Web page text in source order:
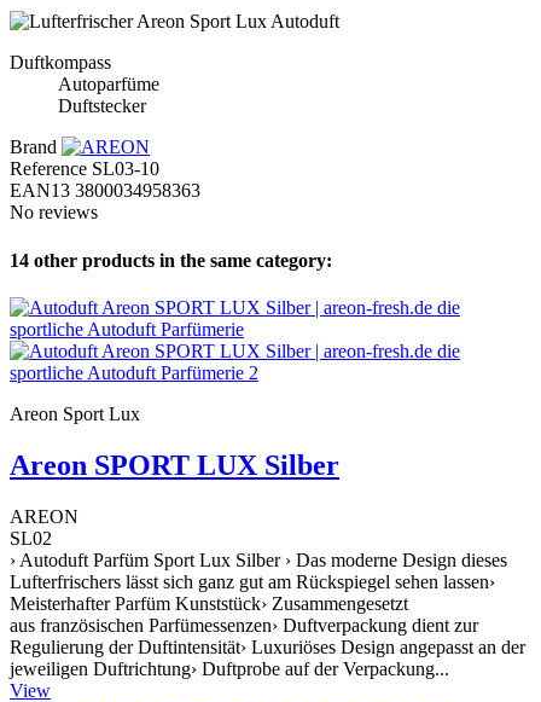
Duftkompass
Autoparfüme
Duftstecker
Brand
Reference SL03-10
EAN13 3800034958363
No reviews
14 other products in the same category:
Areon Sport Lux
Areon SPORT LUX Silber
AREON
SL02
› Autoduft Parfüm Sport Lux Silber › Das moderne Design dieses
Lufterfrischers lässt sich ganz gut am Rückspiegel sehen lassen›
Meisterhafter Parfüm Kunststück› Zusammengesetzt
aus französischen Parfümessenzen› Duftverpackung dient zur
Regulierung der Duftintensität› Luxuriöses Design angepasst an der
jeweiligen Duftrichtung› Duftprobe auf der Verpackung...
View